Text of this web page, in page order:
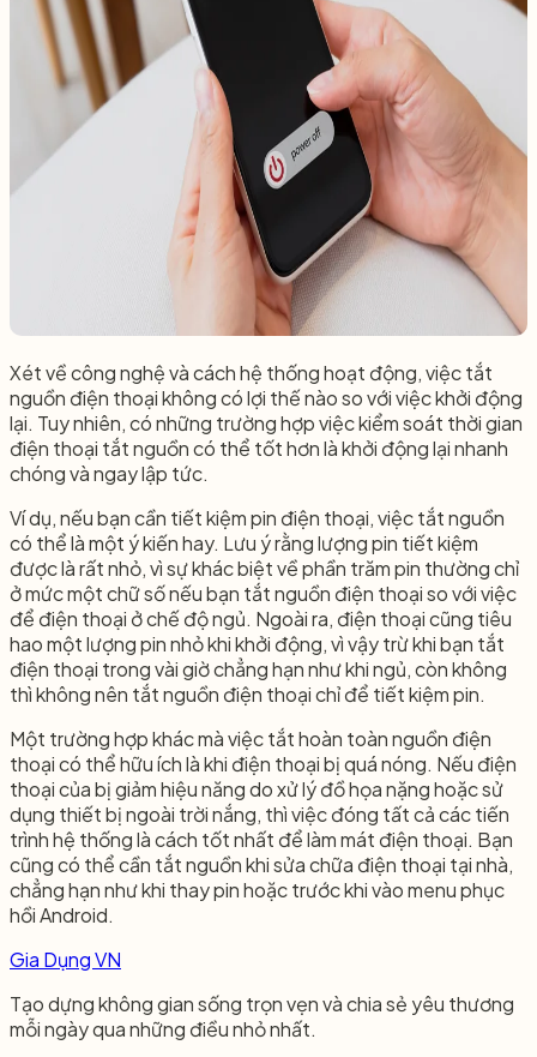
Xét về công nghệ và cách hệ thống hoạt động, việc tắt
nguồn điện thoại không có lợi thế nào so với việc khởi động
lại. Tuy nhiên, có những trường hợp việc kiểm soát thời gian
điện thoại tắt nguồn có thể tốt hơn là khởi động lại nhanh
chóng và ngay lập tức.
Ví dụ, nếu bạn cần tiết kiệm pin điện thoại, việc tắt nguồn
có thể là một ý kiến hay. Lưu ý rằng lượng pin tiết kiệm
được là rất nhỏ, vì sự khác biệt về phần trăm pin thường chỉ
ở mức một chữ số nếu bạn tắt nguồn điện thoại so với việc
để điện thoại ở chế độ ngủ. Ngoài ra, điện thoại cũng tiêu
hao một lượng pin nhỏ khi khởi động, vì vậy trừ khi bạn tắt
điện thoại trong vài giờ chẳng hạn như khi ngủ, còn không
thì không nên tắt nguồn điện thoại chỉ để tiết kiệm pin.
Một trường hợp khác mà việc tắt hoàn toàn nguồn điện
thoại có thể hữu ích là khi điện thoại bị quá nóng. Nếu điện
thoại của bị giảm hiệu năng do xử lý đồ họa nặng hoặc sử
dụng thiết bị ngoài trời nắng, thì việc đóng tất cả các tiến
trình hệ thống là cách tốt nhất để làm mát điện thoại. Bạn
cũng có thể cần tắt nguồn khi sửa chữa điện thoại tại nhà,
chẳng hạn như khi thay pin hoặc trước khi vào menu phục
hồi Android.
Gia Dụng VN
Tạo dựng không gian sống trọn vẹn và chia sẻ yêu thương
mỗi ngày qua những điều nhỏ nhất.